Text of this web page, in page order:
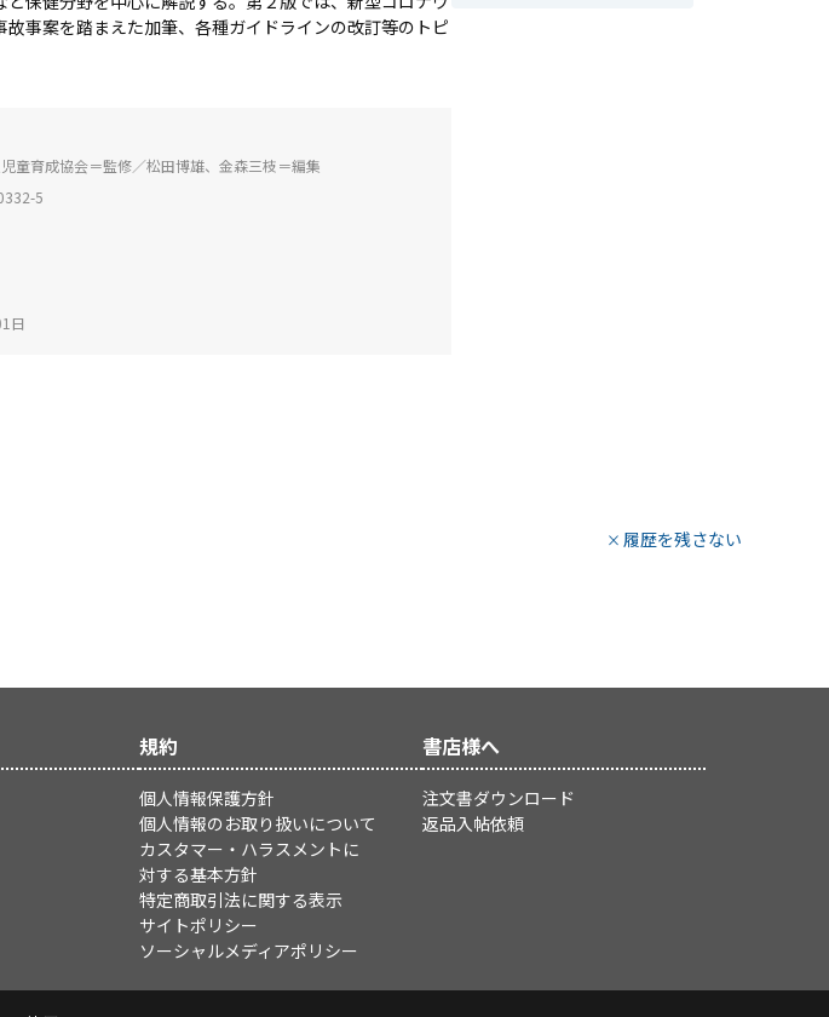
故事案を踏まえた加筆、各種ガイドラインの改訂等のトピ
童育成協会＝監修／松田博雄、金森三枝＝編集
5
日
履歴を残さない
規約
個人情報保護方針
個人情報のお取り扱いについて
カスタマー・ハラスメントに
対する基本方針
特定商取引法に関する表示
サイトポリシー
ソーシャルメディアポリシー
書店様へ
注文書ダウンロード
返品入帖依頼